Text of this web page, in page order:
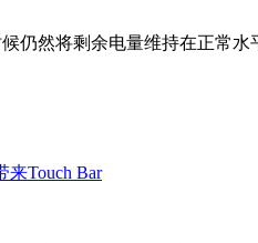
仍然将剩余电量维持在正常